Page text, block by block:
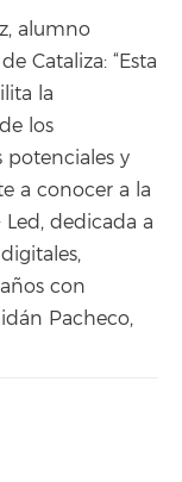
alumno
Cataliza: “Esta
la
los
potenciales y
a conocer a la
Led, dedicada a
con
Pacheco,